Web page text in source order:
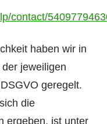
contact/
haben wir in
jeweiligen
geregelt.
die
ergeben, ist unter